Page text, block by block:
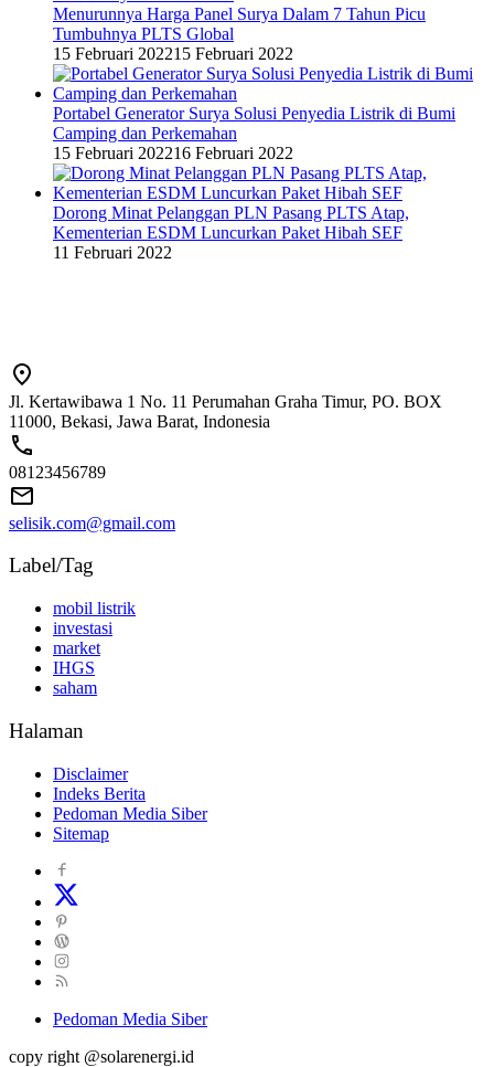
Menurunnya Harga Panel Surya Dalam 7 Tahun Picu
Tumbuhnya PLTS Global
15 Februari 202215 Februari 2022
Portabel Generator Surya Solusi Penyedia Listrik di Bumi
Camping dan Perkemahan
15 Februari 202216 Februari 2022
Dorong Minat Pelanggan PLN Pasang PLTS Atap,
Kementerian ESDM Luncurkan Paket Hibah SEF
11 Februari 2022
Jl. Kertawibawa 1 No. 11 Perumahan Graha Timur, PO. BOX
11000, Bekasi, Jawa Barat, Indonesia
08123456789
selisik.com@gmail.com
Label/Tag
mobil listrik
investasi
market
IHGS
saham
Halaman
Disclaimer
Indeks Berita
Pedoman Media Siber
Sitemap
Pedoman Media Siber
copy right @solarenergi.id